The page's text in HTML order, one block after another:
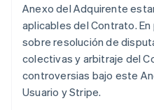
Anexo del Adquirente
aplicables del Contrato.
sobre resolución de
colectivas y arbitraje del
controversias bajo este
Usuario y Stripe.